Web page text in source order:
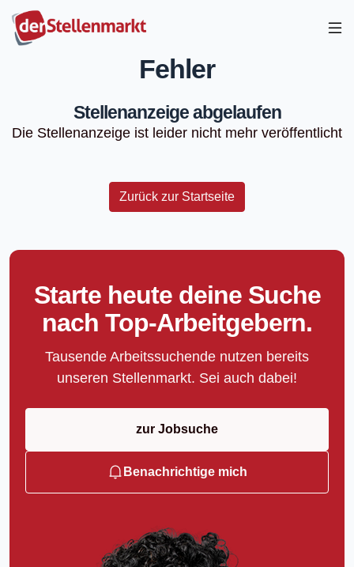
Fehler
Stellenanzeige abgelaufen
Die Stellenanzeige ist leider nicht mehr veröffentlicht
Zurück zur Startseite
Starte heute deine Suche
nach Top-Arbeitgebern.
Tausende Arbeitssuchende nutzen bereits
unseren Stellenmarkt. Sei auch dabei!
zur Jobsuche
Benachrichtige mich